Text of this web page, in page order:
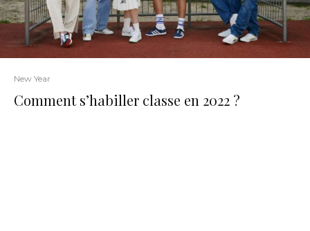
New Year
Comment s’habiller classe en 2022 ?